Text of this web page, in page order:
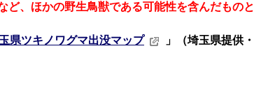
ど、ほかの野生鳥獣である可能性を含んだものと
県ツキノワグマ出没マップ
」（埼玉県提供・